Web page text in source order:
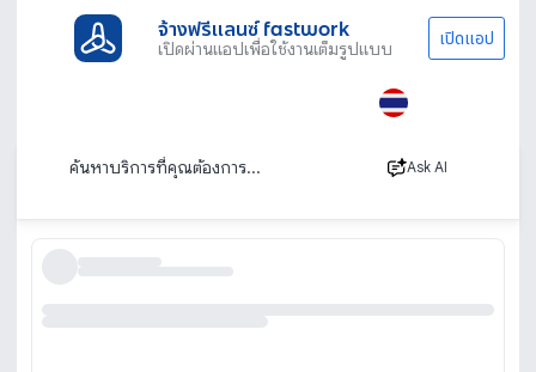
จ้างฟรีแลนซ์ fastwork
เปิดผ่านแอปเพื่อใช้งานเต็มรูปแบบ เปิดแอป
Ask AI
เรียงตาม